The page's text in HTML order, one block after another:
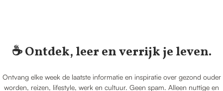
☕️ Ontdek, leer en verrijk je leven.
Ontvang elke week de laatste informatie en inspiratie over gezond ouder
worden, reizen, lifestyle, werk en cultuur. Geen spam. Alleen nuttige en